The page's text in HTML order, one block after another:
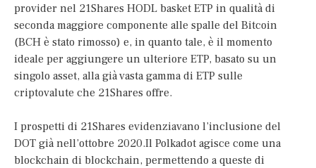
provider nel 21Shares HODL basket ETP in qualità di
seconda maggiore componente alle spalle del Bitcoin
(BCH è stato rimosso) e, in quanto tale, è il momento
ideale per aggiungere un ulteriore ETP, basato su un
singolo asset, alla già vasta gamma di ETP sulle
criptovalute che 21Shares offre.
I prospetti di 21Shares evidenziavano l’inclusione del
DOT già nell’ottobre 2020.Il Polkadot agisce come una
blockchain di blockchain, permettendo a queste di